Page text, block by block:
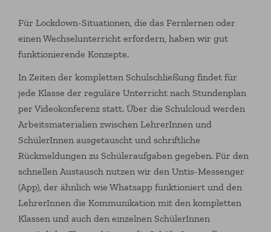
Für Lockdown-Situationen, die das Fernlernen oder
einen Wechselunterricht erfordern, haben wir gut
funktionierende Konzepte.
In Zeiten der kompletten Schulschließung findet für
jede Klasse der reguläre Unterricht nach Stundenplan
per Videokonferenz statt. Über die Schulcloud werden
Arbeitsmaterialien zwischen LehrerInnen und
SchülerInnen ausgetauscht und schriftliche
Rückmeldungen zu Schüleraufgaben gegeben. Für den
schnellen Austausch nutzen wir den Untis-Messenger
(App), der ähnlich wie Whatsapp funktioniert und den
LehrerInnen die Kommunikation mit den kompletten
Klassen und auch den einzelnen SchülerInnen